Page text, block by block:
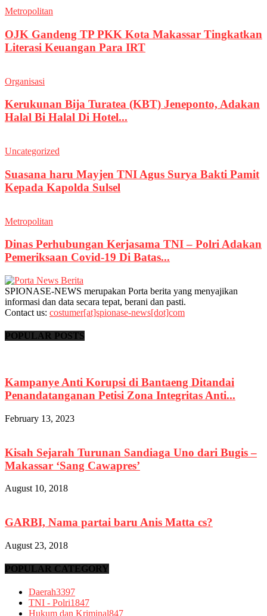
Metropolitan
OJK Gandeng TP PKK Kota Makassar Tingkatkan
Literasi Keuangan Para IRT
Organisasi
Kerukunan Bija Turatea (KBT) Jeneponto, Adakan
Halal Bi Halal Di Hotel...
Uncategorized
Suasana haru Mayjen TNI Agus Surya Bakti Pamit
Kepada Kapolda Sulsel
Metropolitan
Dinas Perhubungan Kerjasama TNI – Polri Adakan
Pemeriksaan Covid-19 Di Batas...
SPIONASE-NEWS merupakan Porta berita yang menyajikan
informasi dan data secara tepat, berani dan pasti.
Contact us: costumer[at]spionase-news[dot]com
POPULAR POSTS
Kampanye Anti Korupsi di Bantaeng Ditandai
Penandatanganan Petisi Zona Integritas Anti...
February 13, 2023
Kisah Sejarah Turunan Sandiaga Uno dari Bugis –
Makassar ‘Sang Cawapres’
August 10, 2018
GARBI, Nama partai baru Anis Matta cs?
August 23, 2018
POPULAR CATEGORY
Daerah3397
TNI - Polri1847
Hukum dan Kriminal847